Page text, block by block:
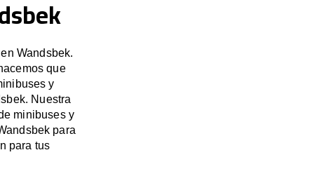
Wandsbek.
que
y
Nuestra
minibuses y
para
para tus